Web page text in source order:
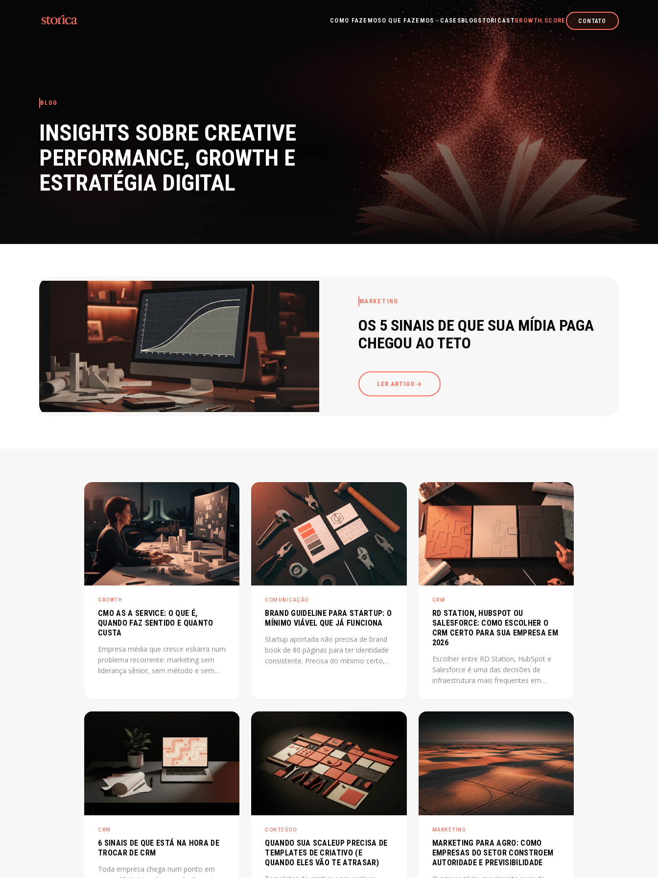
COMO FAZEMOS O QUE FAZEMOS CASESBLOGSTORICASTGROWTH SCORE CONTATO
BLOG
INSIGHTS SOBRE CREATIVE
PERFORMANCE, GROWTH E
ESTRATÉGIA DIGITAL
MARKETING
OS 5 SINAIS DE QUE SUA MÍDIA PAGA
CHEGOU AO TETO
LER ARTIGO
GROWTH
CMO AS A SERVICE: O QUE É,
QUANDO FAZ SENTIDO E QUANTO
CUSTA
Empresa média que cresce esbarra num
problema recorrente: marketing sem
liderança sênior, sem método e sem
explica o que é, quando cabe e quanto
COMUNICAÇÃO
BRAND GUIDELINE PARA STARTUP: O
MÍNIMO VIÁVEL QUE JÁ FUNCIONA
Startup aportada não precisa de brand
book de 80 páginas para ter identidade
consistente. Precisa do mínimo certo,
CRM
RD STATION, HUBSPOT OU
SALESFORCE: COMO ESCOLHER O
CRM CERTO PARA SUA EMPRESA EM
2026
Escolher entre RD Station, HubSpot e
Salesforce é uma das decisões de
infraestrutura mais frequentes em
problema é que a maioria das
comparações disponíveis foi escrita por
revendedores de uma das plataformas.
Este post não tem esse conflito: mostra
os critérios reais que definem a escolha
certa para cada contexto.
CRM
6 SINAIS DE QUE ESTÁ NA HORA DE
TROCAR DE CRM
Toda empresa chega num ponto em
CONTEÚDO
QUANDO SUA SCALEUP PRECISA DE
TEMPLATES DE CRIATIVO (E
QUANDO ELES VÃO TE ATRASAR)
MARKETING
MARKETING PARA AGRO: COMO
EMPRESAS DO SETOR CONSTROEM
AUTORIDADE E PREVISIBILIDADE